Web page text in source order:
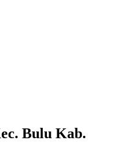
Bulu Kab.